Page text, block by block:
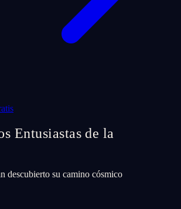
Entusiastas de la
descubierto su camino cósmico